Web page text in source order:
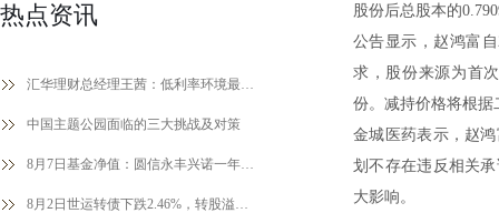
热点资讯
汇华理财总经理王茜：低利率环境最重要的方法论是大类资产配置
中国主题公园面临的三大挑战及对策
8月7日基金净值：圆信永丰兴诺一年持有期混合最新净值0.7664，跌0.01%
8月2日世运转债下跌2.46%，转股溢价率11.08%
股份后总股本的
公告显示，赵鸿富
求，股份来源为首
份。减持价格将根
金城医药表示，赵
划不存在违反相关
大影响。